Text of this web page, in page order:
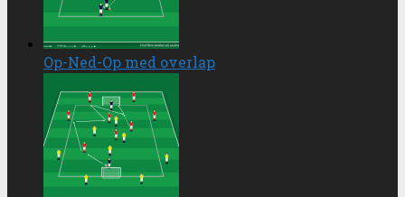
Op-Ned-Op med overlap